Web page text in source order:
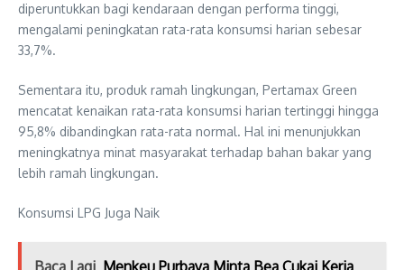
diperuntukkan bagi kendaraan dengan performa tinggi,
mengalami peningkatan rata-rata konsumsi harian sebesar
33,7%.
Sementara itu, produk ramah lingkungan, Pertamax Green
mencatat kenaikan rata-rata konsumsi harian tertinggi hingga
95,8% dibandingkan rata-rata normal. Hal ini menunjukkan
meningkatnya minat masyarakat terhadap bahan bakar yang
lebih ramah lingkungan.
Konsumsi LPG Juga Naik
Baca Lagi Menkeu Purbaya Minta Bea Cukai Kerja